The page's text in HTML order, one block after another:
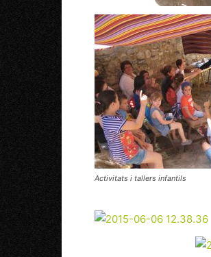
Activitats i tallers infantils